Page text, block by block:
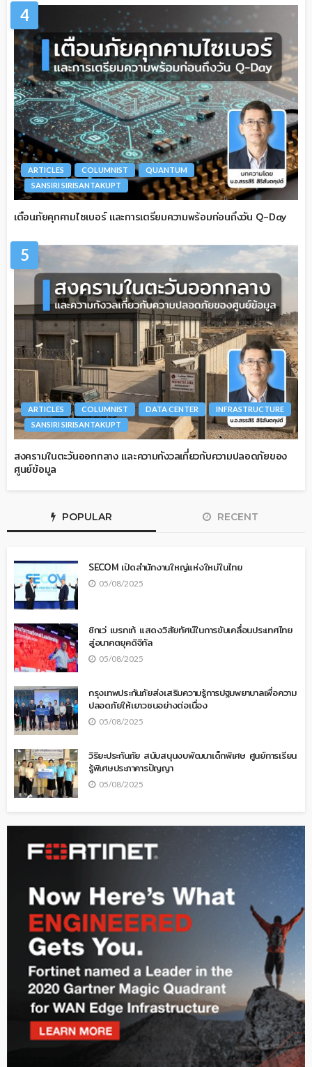
4
ARTICLES COLUMNIST
QUANTUM
SANSIRI SIRISANTAKUPT
เตือนภัยคุกคามไซเบอร์ และการเตรียมความพร้อมก่อนถึงวัน Q-Day
5
ARTICLES COLUMNIST DATA CENTER
INFRASTRUCTURE
SANSIRI SIRISANTAKUPT
สงครามในตะวันออกกลาง และความกังวลเกี่ยวกับความปลอดภัยของ
ศูนย์ข้อมูล
POPULAR RECENT
SECOM เปิดสำนักงานใหญ่แห่งใหม่ในไทย
05/08/2025
ซิกเว่ เบรกเก้ แสดงวิสัยทัศน์ในการขับเคลื่อนประเทศไทย
สู่อนาคตยุคดิจิทัล
05/08/2025
กรุงเทพประกันภัยส่งเสริมความรู้การปฐมพยาบาลเพื่อความ
ปลอดภัยให้เยาวชนอย่างต่อเนื่อง
05/08/2025
วิริยะประกันภัย สนับสนุนงบพัฒนาเด็กพิเศษ ศูนย์การเรียน
รู้พิเศษประภาคารปัญญา
05/08/2025